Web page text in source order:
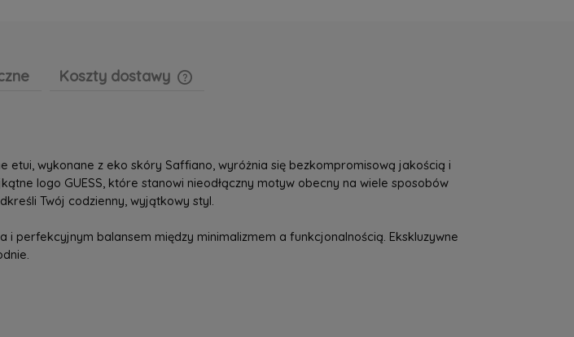
Koszty dostawy
wykonane z eko skóry Saffiano, wyróżnia się bezkompromisową jakością i
logo GUESS, które stanowi nieodłączny motyw obecny na wiele sposobów
Twój codzienny, wyjątkowy styl.
perfekcyjnym balansem między minimalizmem a funkcjonalnością. Ekskluzywne